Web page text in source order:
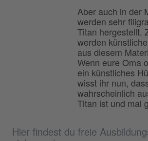
Hier findest du freie
Aber auch in der
werden sehr
Titan hergestellt.
werden
aus diesem
Wenn eure Oma
ein künstliches
wisst ihr nun,
wahrscheinlich
Titan ist und mal